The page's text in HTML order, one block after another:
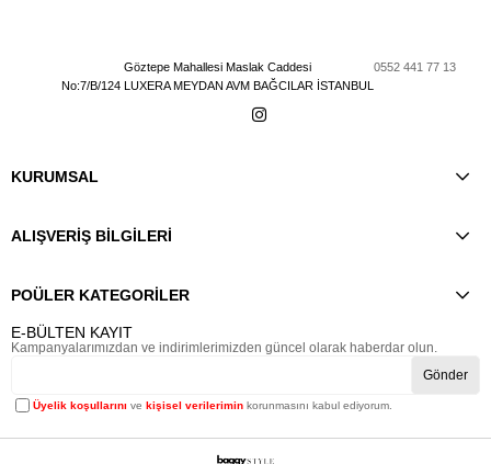
Göztepe Mahallesi Maslak Caddesi
No:7/B/124 LUXERA MEYDAN AVM BAĞCILAR İSTANBUL
0552 441 77 13
KURUMSAL
ALIŞVERİŞ BİLGİLERİ
POÜLER KATEGORİLER
E-BÜLTEN KAYIT
Kampanyalarımızdan ve indirimlerimizden güncel olarak haberdar olun.
Gönder
Üyelik koşullarını ve kişisel verilerimin korunmasını kabul ediyorum.